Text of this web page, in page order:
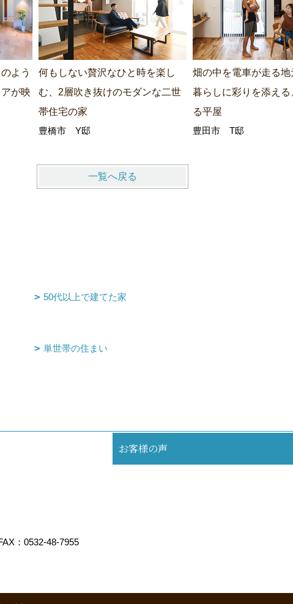
よう
が映
何もしない贅沢なひと時を楽し
む、2層吹き抜けのモダンな二世
帯住宅の家
豊橋市 Y邸
畑の中を電車が走る
暮らしに彩りを添え
る平屋
豊田市 T邸
一覧へ戻る
50代以上で建てた家
単世帯の住まい
お客様の声
：0532-48-7955